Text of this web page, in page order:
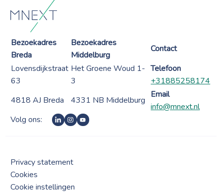
Bezoekadres
Breda
Bezoekadres
Middelburg
Contact
Lovensdijkstraat
63
Het Groene Woud 1-
3
Telefoon
+31885258174
4818 AJ Breda
4331 NB Middelburg
Email
info@mnext.nl
Volg ons:
Privacy statement
Cookies
Cookie instellingen